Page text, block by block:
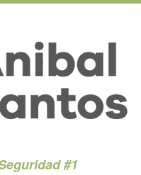
#1